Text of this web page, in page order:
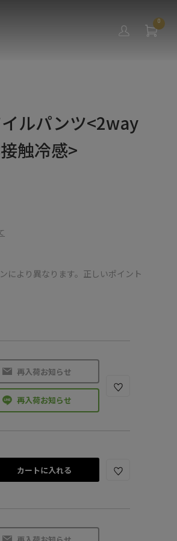
0
ルパンツ<2way
触冷感>
により異なります。正しいポイント
再入荷お知らせ
再入荷お知らせ
カートに入れる